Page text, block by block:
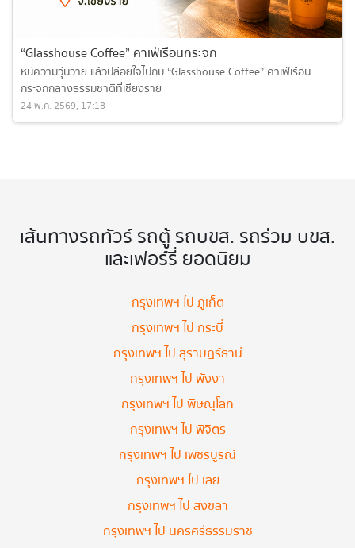
“Glasshouse Coffee” คาเฟ่เรือนกระจก
หนีความวุ่นวาย แล้วปล่อยใจไปกับ “Glasshouse Coffee” คาเฟ่เรือน
กระจกกลางธรรมชาติที่เชียงราย
24 พ.ค. 2569, 17:18
เส้นทางรถทัวร์ รถตู้ รถบขส. รถร่วม บขส.
และเฟอร์รี่ ยอดนิยม
กรุงเทพฯ ไป ภูเก็ต
กรุงเทพฯ ไป กระบี่
กรุงเทพฯ ไป สุราษฎร์ธานี
กรุงเทพฯ ไป พังงา
กรุงเทพฯ ไป พิษณุโลก
กรุงเทพฯ ไป พิจิตร
กรุงเทพฯ ไป เพชรบูรณ์
กรุงเทพฯ ไป เลย
กรุงเทพฯ ไป สงขลา
กรุงเทพฯ ไป นครศรีธรรมราช